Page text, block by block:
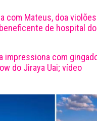
com Mateus, doa
de hospital
impressiona com
do Jiraya Uai; vídeo